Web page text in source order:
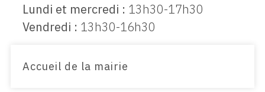
Lundi et mercredi : 13h30-17h30
Vendredi : 13h30-16h30
Accueil de la mairie